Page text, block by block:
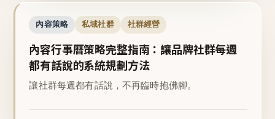
內容策略 私域社群 社群經營
內容行事曆策略完整指南：讓品牌社群每週
都有話說的系統規劃方法
讓社群每週都有話說，不再臨時抱佛腳。